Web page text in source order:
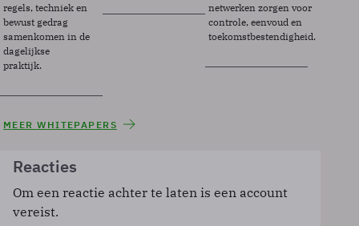
regels, techniek en
bewust gedrag
samenkomen in de
dagelijkse
praktijk.
netwerken zorgen voor
controle, eenvoud en
toekomstbestendigheid.
MEER WHITEPAPERS
Reacties
Om een reactie achter te laten is een account
vereist.